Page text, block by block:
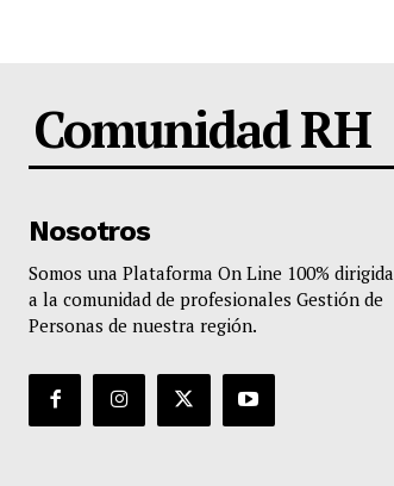
Comunidad RH
Nosotros
Somos una Plataforma On Line 100% dirigida
a la comunidad de profesionales Gestión de
Personas de nuestra región.